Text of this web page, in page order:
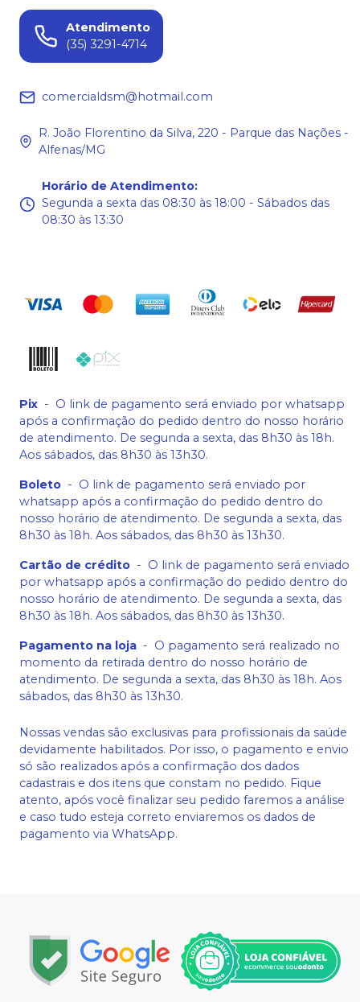
Atendimento
(35) 3291-4714
comercialdsm@hotmail.com
R. João Florentino da Silva, 220 - Parque das Nações -
Alfenas/MG
Horário de Atendimento:
Segunda a sexta das 08:30 às 18:00 - Sábados das
08:30 às 13:30
Pix - O link de pagamento será enviado por whatsapp
após a confirmação do pedido dentro do nosso horário
de atendimento. De segunda a sexta, das 8h30 às 18h.
Aos sábados, das 8h30 às 13h30.
Boleto - O link de pagamento será enviado por
whatsapp após a confirmação do pedido dentro do
nosso horário de atendimento. De segunda a sexta, das
8h30 às 18h. Aos sábados, das 8h30 às 13h30.
Cartão de crédito - O link de pagamento será enviado
por whatsapp após a confirmação do pedido dentro do
nosso horário de atendimento. De segunda a sexta, das
8h30 às 18h. Aos sábados, das 8h30 às 13h30.
Pagamento na loja - O pagamento será realizado no
momento da retirada dentro do nosso horário de
atendimento. De segunda a sexta, das 8h30 às 18h. Aos
sábados, das 8h30 às 13h30.
Nossas vendas são exclusivas para profissionais da saúde
devidamente habilitados. Por isso, o pagamento e envio
só são realizados após a confirmação dos dados
cadastrais e dos itens que constam no pedido. Fique
atento, após você finalizar seu pedido faremos a análise
e caso tudo esteja correto enviaremos os dados de
pagamento via WhatsApp.